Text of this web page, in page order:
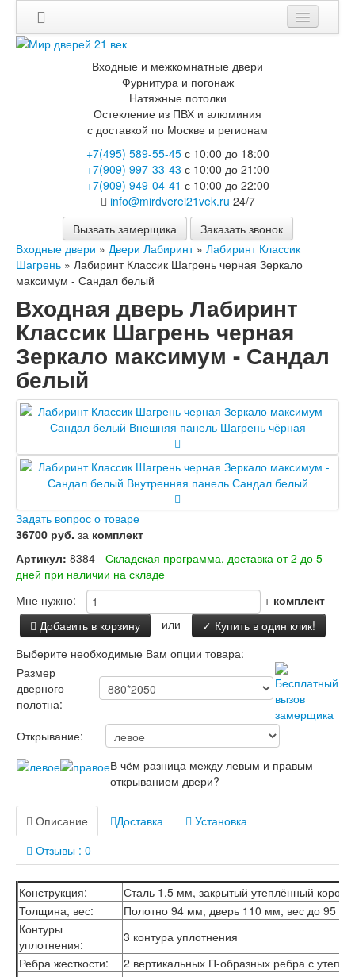
Мои заказы
Двери с терморазрывом для улицы
Противопожарные двери
Двери Бункер
Двери Лекс
Двери Термодор
Арктика
Монолит
Стайл
Термо
Термо Лацио
Флагман
Электрозамок Смарт
Заводские двери
Двери Лабиринт
Лабиринт Арт
Лабиринт Атлантик
Лабиринт Бетон
Лабиринт Верса
Лабиринт Версаль
Лабиринт Гранд
Лабиринт Дверь двойная тамбурная под
заказ
Лабиринт Имперо
Лабиринт Инфинити
Лабиринт Иссида
Лабиринт Карбон
Лабиринт Кармина
Лабиринт Классик Антик медный
Лабиринт Классик Шагрень
Лабиринт Кредор
Лабиринт Лаб Про
Лабиринт Леолаб
Лабиринт Лондон
Лабиринт Мегаполис
Лабиринт Норд Плюс
Лабиринт Нью Йорк
Лабиринт Пазл
Лабиринт Пиано Смарт 2.0
Лабиринт Платинум
Лабиринт Сияна
Лабиринт Скайлаб
Лабиринт Скандия
Лабиринт Смартлаб
Лабиринт Соналаб
Лабиринт Термолайт
Входные и межкомнатные двери
Фурнитура и погонаж
Натяжные потолки
Остекление из ПВХ и алюминия
с доставкой по Москве и регионам
+7(495) 589-55-45с 10:00 до 18:00
+7(909) 997-33-43 с 10:00 до 21:00
+7(909) 949-04-41 с 10:00 до 22:00
info@mirdverei21vek.ru 24/7
Вызвать замерщика
Заказать звонок
Входные двери » Двери Лабиринт» Лабиринт Классик
Шагрень » Лабиринт Классик Шагрень черная Зеркало
максимум - Сандал белый
Входная дверь Лабиринт
Классик Шагрень черная
Зеркало максимум - Сандал
белый
Задать вопрос о товаре
36700 руб. за комплект
Артикул: 8384 - Складская программа, доставка от 2 до 5
дней при наличии на складе
Мне нужно: - + комплект
Добавить в корзину
или
✓ Купить в один клик!
Выберите необходимые Вам опции товара:
Размер
дверного
полотна:
Открывание:
В чём разница между левым и правым
открыванием двери?
Описание Доставка
Установка
Отзывы : 0
Конструкция:
Сталь 1,5 мм, закрытый утеплённый короб
Толщина, вес:
Полотно 94 мм, дверь 110 мм, вес до 95 кг
Контуры
уплотнения:
3 контура уплотнения
Ребра жесткости:
2 вертикальных П-образных ребра с